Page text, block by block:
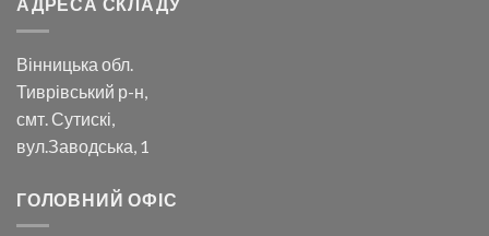
АДРЕСА СКЛАДУ
Вінницька обл.
Тиврівський р-н,
смт. Сутискі,
вул.Заводська, 1
ГОЛОВНИЙ ОФІС